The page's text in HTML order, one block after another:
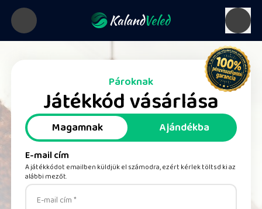
Pároknak
Játékkód vásárlása
Magamnak Ajándékba
E-mail cím
A játékkódot emailben küldjük el számodra, ezért kérlek töltsd ki az
alábbi mezőt.
E-mail cím *